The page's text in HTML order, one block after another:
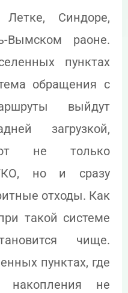
Синдоре,
Вымском раоне.
пунктах
обращения с
выйдут
загрузкой,
не только
но и сразу
отходы. Как
такой системе
чище.
пунктах, где
накопления не